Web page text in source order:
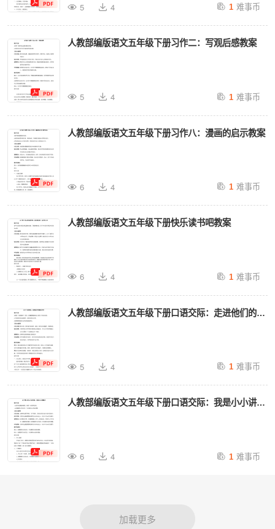
5 4 1 难事币
人教部编版语文五年级下册习作二：写观后感教案
5 4 1 难事币
人教部编版语文五年级下册习作八：漫画的启示教案
6 4 1 难事币
人教部编版语文五年级下册快乐读书吧教案
6 4 1 难事币
人教部编版语文五年级下册口语交际：走进他们的童
5 4 1 难事币
人教部编版语文五年级下册口语交际：我是小小讲解
6 4 1 难事币
加载更多